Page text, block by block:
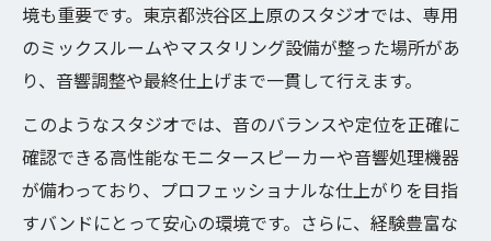
境も重要です。東京都渋谷区上原のスタジオでは、専用
のミックスルームやマスタリング設備が整った場所があ
り、音響調整や最終仕上げまで一貫して行えます。
このようなスタジオでは、音のバランスや定位を正確に
確認できる高性能なモニタースピーカーや音響処理機器
が備わっており、プロフェッショナルな仕上がりを目指
すバンドにとって安心の環境です。さらに、経験豊富な